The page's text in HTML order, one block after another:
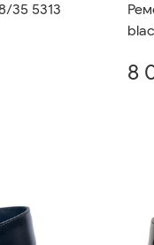
35 5313
8